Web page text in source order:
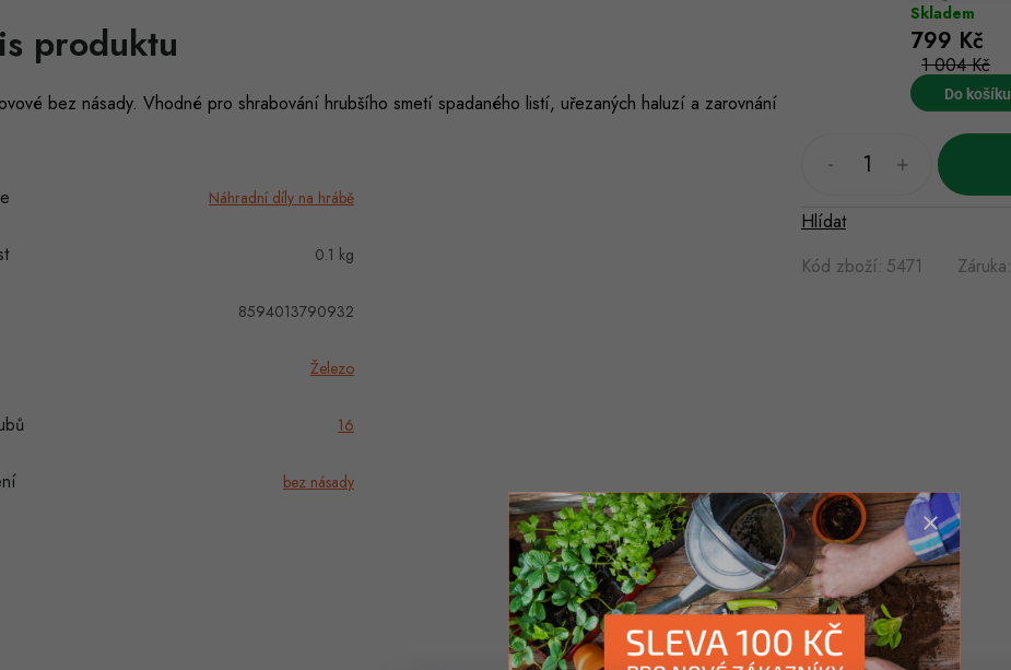
Skladem
799 Kč
1 004 Kč
Do košíku
Kód zboží: 5471 Záruka:
Hlídat
produktu
bez násady. Vhodné pro shrabování hrubšího smetí spadaného listí, uřezaných haluzí a zarovnání
Náhradní díly na hrábě
0.1 kg
8594013790932
Železo
16
bez násady